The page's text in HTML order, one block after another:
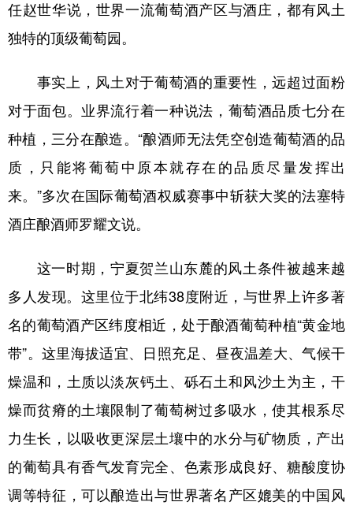
任赵世华说，世界一流葡萄酒产区与酒庄，都有风土
独特的顶级葡萄园。
事实上，风土对于葡萄酒的重要性，远超过面粉
对于面包。业界流行着一种说法，葡萄酒品质七分在
种植，三分在酿造。“酿酒师无法凭空创造葡萄酒的品
质，只能将葡萄中原本就存在的品质尽量发挥出
来。”多次在国际葡萄酒权威赛事中斩获大奖的法塞特
酒庄酿酒师罗耀文说。
这一时期，宁夏贺兰山东麓的风土条件被越来越
多人发现。这里位于北纬38度附近，与世界上许多著
名的葡萄酒产区纬度相近，处于酿酒葡萄种植“黄金地
带”。这里海拔适宜、日照充足、昼夜温差大、气候干
燥温和，土质以淡灰钙土、砾石土和风沙土为主，干
燥而贫瘠的土壤限制了葡萄树过多吸水，使其根系尽
力生长，以吸收更深层土壤中的水分与矿物质，产出
的葡萄具有香气发育完全、色素形成良好、糖酸度协
调等特征，可以酿造出与世界著名产区媲美的中国风